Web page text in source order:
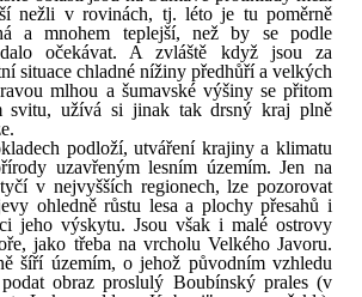
nežli v rovinách, tj. léto je tu poměrně
a mnohem teplejší, než by se podle
očekávat. A zvláště když jsou za
situace chladné nížiny předhůří a velkých
mlhou a šumavské výšiny se přitom
svitu, užívá si jinak tak drsný kraj plně
podloží, utváření krajiny a klimatu
uzavřeným lesním územím. Jen na
v nejvyšších regionech, lze pozorovat
ohledně růstu lesa a plochy přesahů i
jeho výskytu. Jsou však i malé ostrovy
jako třeba na vrcholu Velkého Javoru.
šíří územím, o jehož původním vzhledu
obraz proslulý Boubínský prales (v